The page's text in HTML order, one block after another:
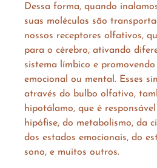
Dessa forma, quando
suas moléculas são
nossos receptores olfativos,
para o cérebro, ativando
sistema límbico e
emocional ou mental. Esses
através do bulbo olfativo,
hipotálamo, que é
hipófise, do metabolismo, da
dos estados emocionais, do
sono, e muitos outros.